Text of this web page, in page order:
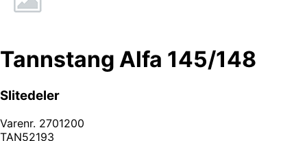
Tannstang Alfa 145/148
Slitedeler
Varenr. 2701200
TAN52193